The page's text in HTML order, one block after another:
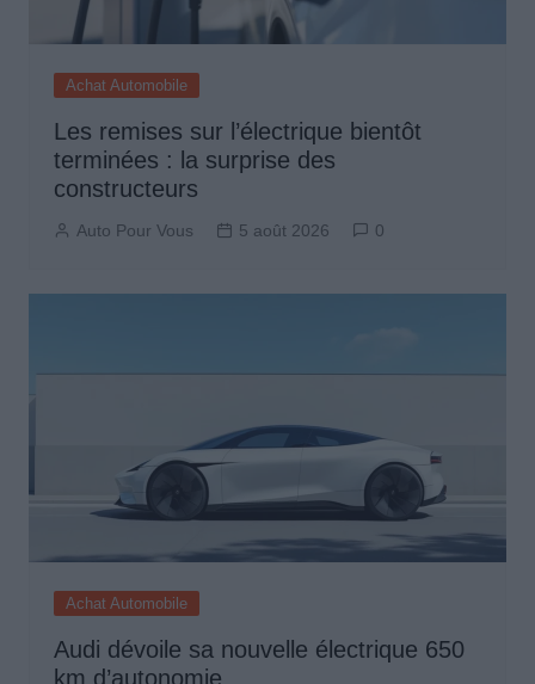
Achat Automobile
Les remises sur l’électrique bientôt
terminées : la surprise des
constructeurs
Auto Pour Vous 5 août 2026 0
Achat Automobile
Audi dévoile sa nouvelle électrique 650
km d’autonomie